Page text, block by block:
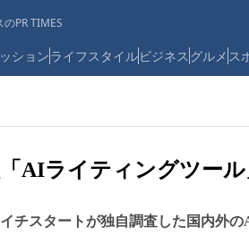
PR TIMES
ションライフスタイルビジネス グルメ ス
「AIライティングツー
チスタートが独自調査した国内外